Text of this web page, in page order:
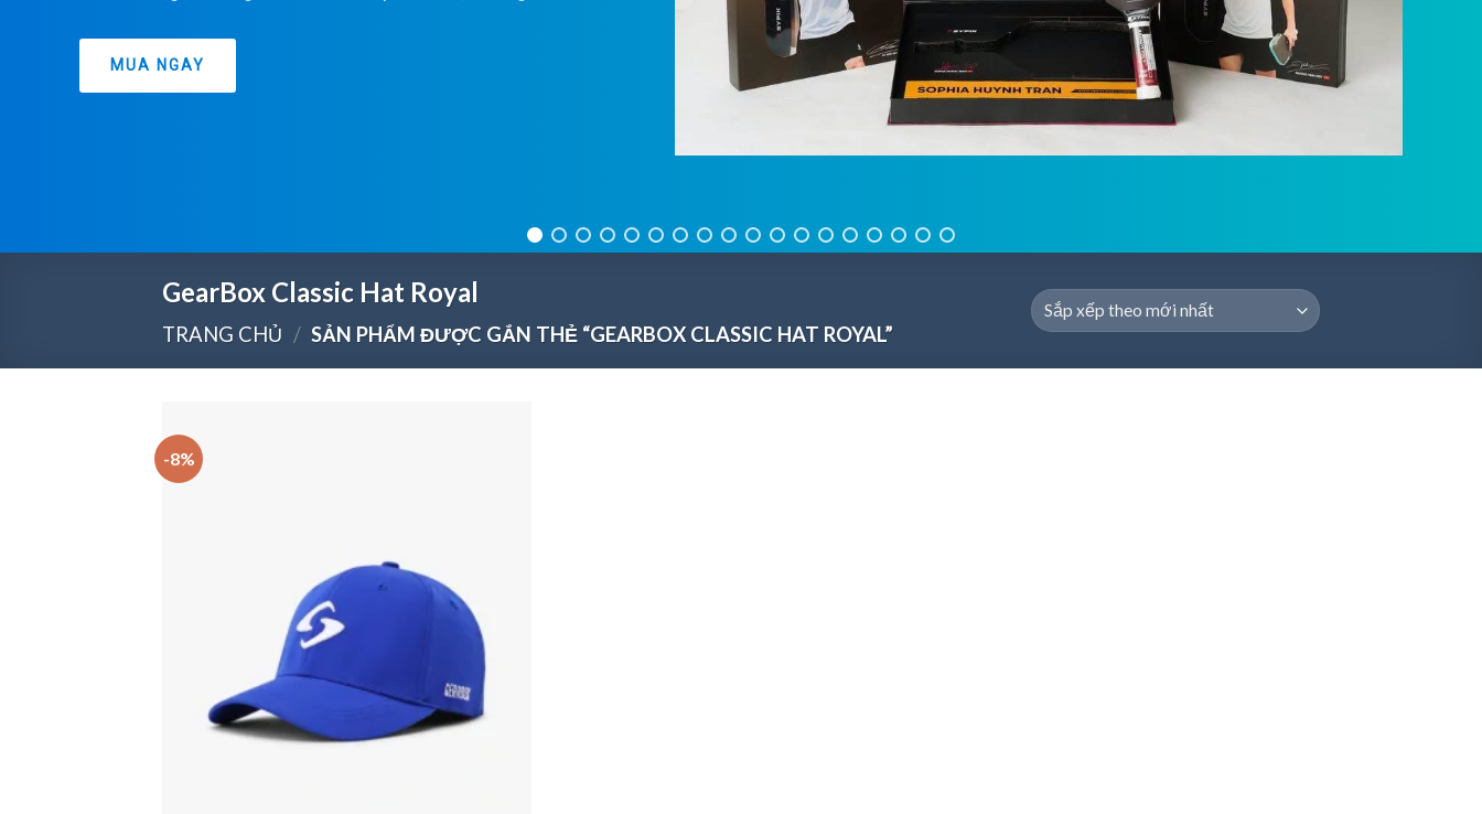
MUA NGAY
GearBox Classic Hat Royal
TRANG CHỦ / SẢN PHẨM ĐƯỢC GẮN THẺ “GEARBOX CLASSIC HAT ROYAL”
-8%